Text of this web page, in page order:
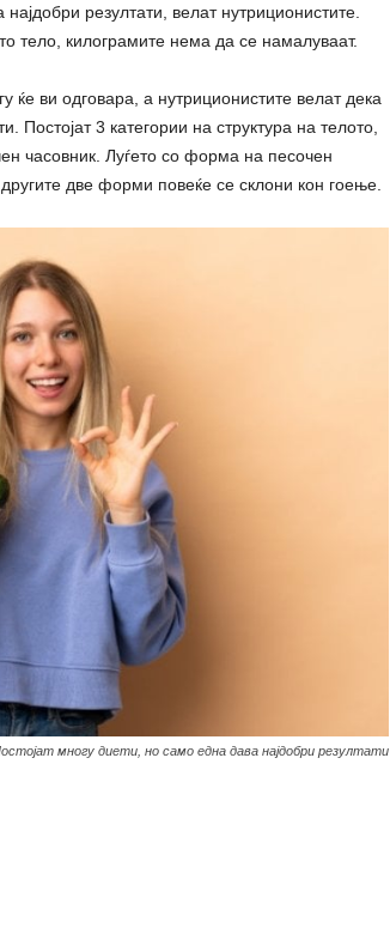
резултати, велат нутриционистите.
тело, килограмите нема да се намалуваат.
ќе ви одговара, а нутриционистите велат дека
Постојат 3 категории на структура на телото,
часовник. Луѓето со форма на песочен
две форми повеќе се склони кон гоење.
многу диети, но само една дава најдобри резултати